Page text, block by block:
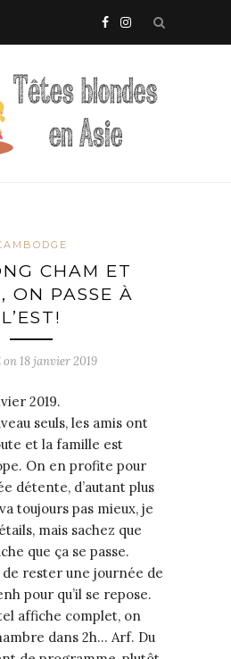
CHAM ET
ON PASSE À
L’EST!
on 18 janvier 2019
2019.
seuls, les amis ont
et la famille est
On en profite pour
détente, d’autant plus
toujours pas mieux, je
mais sachez que
que ça se passe.
rester une journée de
pour qu’il se repose.
affiche complet, on
dans 2h… Arf. Du